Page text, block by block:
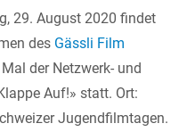
29. August 2020 findet
des Gässli Film
der Netzwerk- und
Auf!» statt. Ort:
Jugendfilmtagen.